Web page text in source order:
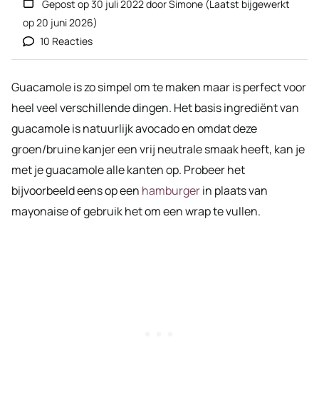
Gepost op30 juli 2022doorSimone (Laatst bijgewerkt
op20 juni 2026)
10 Reacties
Guacamole is zo simpel om te maken maar is perfect voor
heel veel verschillende dingen. Het basis ingrediënt van
guacamole is natuurlijk avocado en omdat deze
groen/bruine kanjer een vrij neutrale smaak heeft, kan je
met je guacamole alle kanten op. Probeer het
bijvoorbeeld eens op een hamburgerin plaats van
mayonaise of gebruik het om een wrap te vullen.